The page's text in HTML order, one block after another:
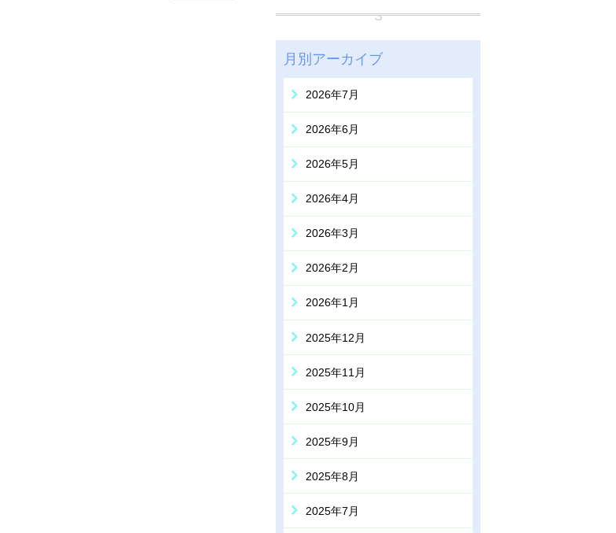
月別アーカイブ
2026年7月
2026年6月
2026年5月
2026年4月
2026年3月
2026年2月
2026年1月
2025年12月
2025年11月
2025年10月
2025年9月
2025年8月
2025年7月